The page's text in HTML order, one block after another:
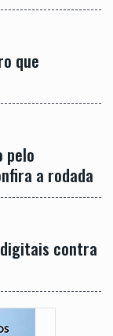
que
pelo
a rodada
contra